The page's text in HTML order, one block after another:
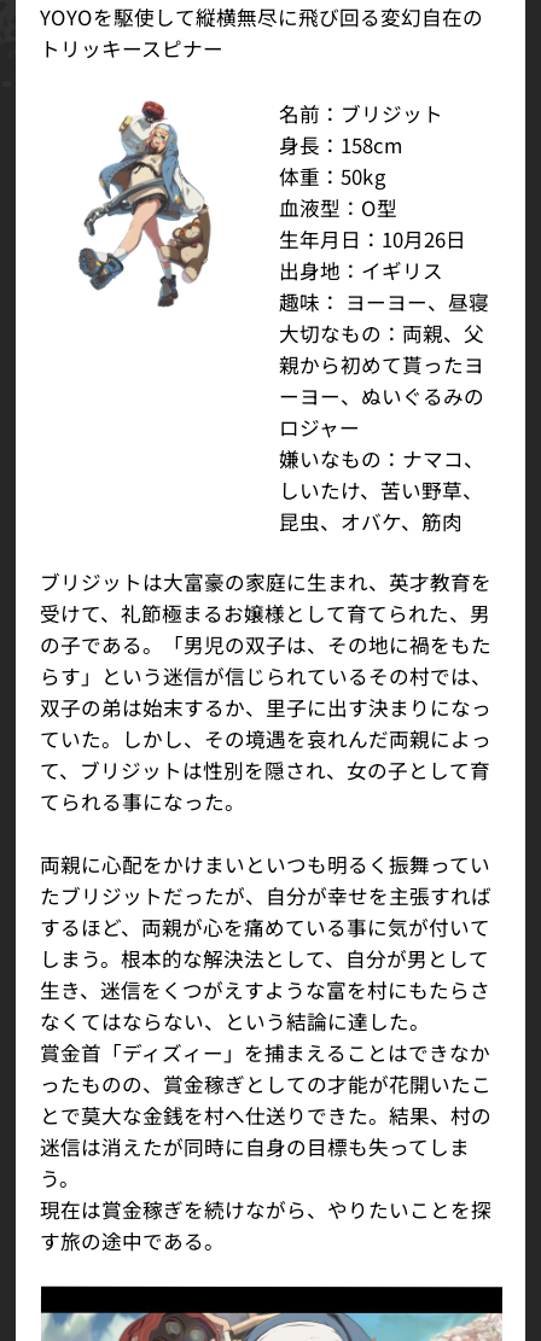
YOYOを駆使して縦横無尽に飛び回る変幻自在の
トリッキースピナー
名前：ブリジット
身長：158cm
体重：50kg
血液型：O型
生年月日：10月26日
出身地：イギリス
趣味： ヨーヨー、昼寝
大切なもの：両親、父
親から初めて貰ったヨ
ーヨー、ぬいぐるみの
ロジャー
嫌いなもの：ナマコ、
しいたけ、苦い野草、
昆虫、オバケ、筋肉
ブリジットは大富豪の家庭に生まれ、英才教育を
受けて、礼節極まるお嬢様として育てられた、男
の子である。「男児の双子は、その地に禍をもた
らす」という迷信が信じられているその村では、
双子の弟は始末するか、里子に出す決まりになっ
ていた。しかし、その境遇を哀れんだ両親によっ
て、ブリジットは性別を隠され、女の子として育
てられる事になった。
両親に心配をかけまいといつも明るく振舞ってい
たブリジットだったが、自分が幸せを主張すれば
するほど、両親が心を痛めている事に気が付いて
しまう。根本的な解決法として、自分が男として
生き、迷信をくつがえすような富を村にもたらさ
なくてはならない、という結論に達した。
賞金首「ディズィー」を捕まえることはできなか
ったものの、賞金稼ぎとしての才能が花開いたこ
とで莫大な金銭を村へ仕送りできた。結果、村の
迷信は消えたが同時に自身の目標も失ってしま
う。
現在は賞金稼ぎを続けながら、やりたいことを探
す旅の途中である。